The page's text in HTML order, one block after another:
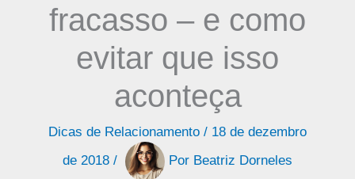
fracasso – e como
evitar que isso
aconteça
Dicas de Relacionamento / 18 de dezembro
de 2018 / Por Beatriz Dorneles